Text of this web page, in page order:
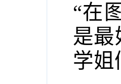
“在
是最
学姐